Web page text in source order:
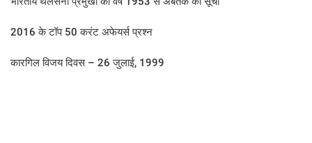
2016 के टॉप 50 करंट अफेयर्स प्रश्न
कारगिल विजय दिवस – 26 जुलाई, 1999